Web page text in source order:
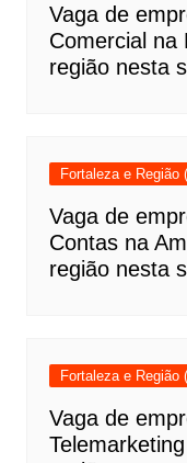
Vaga de
Comercial na
região nesta
Fortaleza e Região
Vaga de
Contas na
região nesta
Fortaleza e Região
Vaga de